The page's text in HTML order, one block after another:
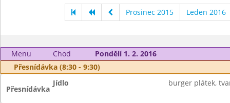
Prosinec 2015 Leden 2016
Menu Chod
Pondělí 1. 2. 2016
Přesnídávka (8:30 - 9:30)
Přesnídávka
Jídlo burger plátek,